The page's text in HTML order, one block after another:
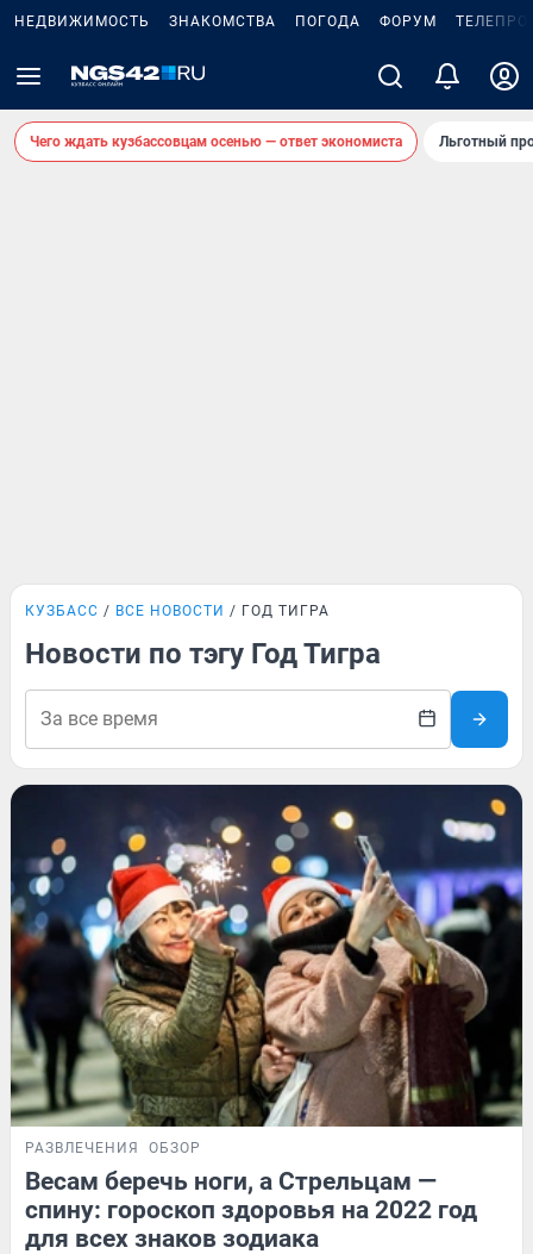
НЕДВИЖИМОСТЬ ЗНАКОМСТВА ПОГОДА ФОРУМ
Чего ждать кузбассовцам осенью — ответ экономиста Льготный
КУЗБАСС ВСЕ НОВОСТИ ГОД ТИГРА
Новости по тэгу Год Тигра
РАЗВЛЕЧЕНИЯ ОБЗОР
Весам беречь ноги, а Стрельцам —
спину: гороскоп здоровья на 2022 год
для всех знаков зодиака